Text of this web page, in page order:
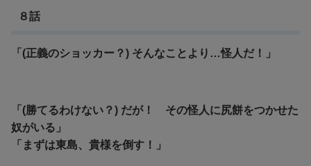
８話
「(正義のショッカー？) そんなことより…怪人だ！」
「(勝てるわけない？) だが！ その怪人に尻餅をつかせた
奴がいる」
「まずは東島、貴様を倒す！」